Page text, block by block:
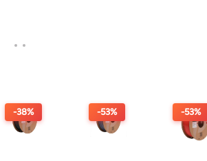
-38% -53% -53%